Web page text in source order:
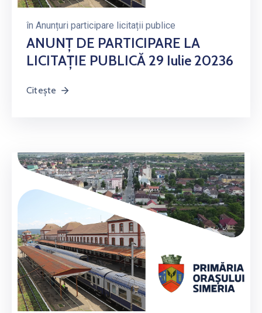
în Anunțuri participare licitații publice
ANUNŢ DE PARTICIPARE LA
LICITAŢIE PUBLICĂ 29 Iulie 20236
Citește